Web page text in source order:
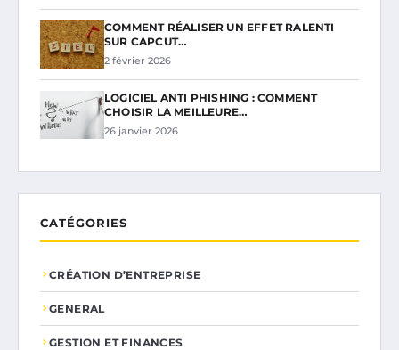
COMMENT RÉALISER UN EFFET RALENTI
SUR CAPCUT…
2 février 2026
LOGICIEL ANTI PHISHING : COMMENT
CHOISIR LA MEILLEURE…
26 janvier 2026
CATÉGORIES
CRÉATION D’ENTREPRISE
GENERAL
GESTION ET FINANCES